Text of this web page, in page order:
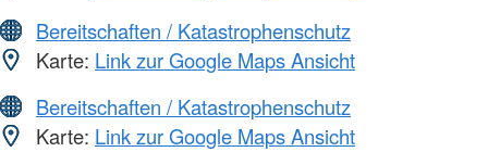
Bereitschaften / Katastrophenschutz
Karte: Link zur Google Maps Ansicht
Bereitschaften / Katastrophenschutz
Karte: Link zur Google Maps Ansicht